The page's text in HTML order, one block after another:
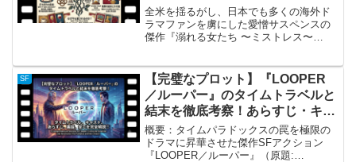
ち切りの真相から衝撃の結末まで
徹底解剖！
全米を揺るがし、日本でも多くの海外ド
ラマファンを虜にした愛憎サスペンスの
傑作『溺れる女たち 〜ミストレス〜
ィ』に続く、大人の女性たちの複雑な人
間模様を描いた作...
SF
【完璧なプロット】『LOOPER
／ルーパー』のタイムトラベルと
結末を徹底考察！あらすじ・キャ
スト・裏話まで完全解説
概要：タイムパラドックスの罠を極限の
ドラマに昇華させた傑作SFアクション
『LOOPER／ルーパー』（原題: